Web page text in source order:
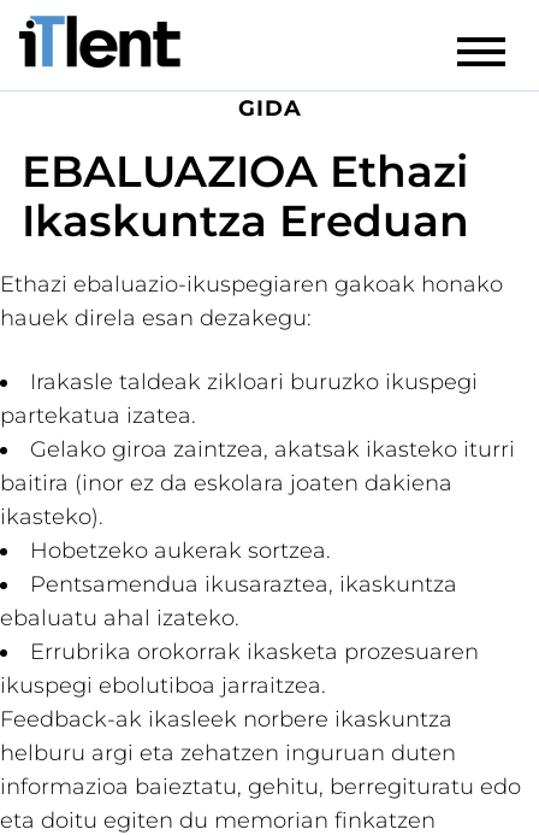
GIDA
EBALUAZIOA Ethazi
Ikaskuntza Ereduan
Ethazi ebaluazio-ikuspegiaren gakoak honako
hauek direla esan dezakegu:
Irakasle taldeak zikloari buruzko ikuspegi
partekatua izatea.
Gelako giroa zaintzea, akatsak ikasteko iturri
baitira (inor ez da eskolara joaten dakiena
ikasteko).
Hobetzeko aukerak sortzea.
Pentsamendua ikusaraztea, ikaskuntza
ebaluatu ahal izateko.
Errubrika orokorrak ikasketa prozesuaren
ikuspegi ebolutiboa jarraitzea.
Feedback-ak ikasleek norbere ikaskuntza
helburu argi eta zehatzen inguruan duten
informazioa baieztatu, gehitu, berregituratu edo
eta doitu egiten du memorian finkatzen